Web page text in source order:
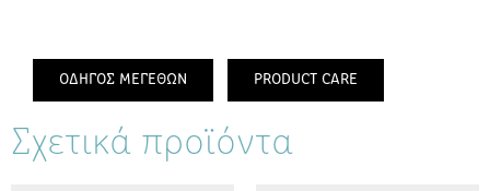
ΟΔΗΓΟΣ ΜΕΓΕΘΩΝ PRODUCT CARE
Σχετικά προϊόντα